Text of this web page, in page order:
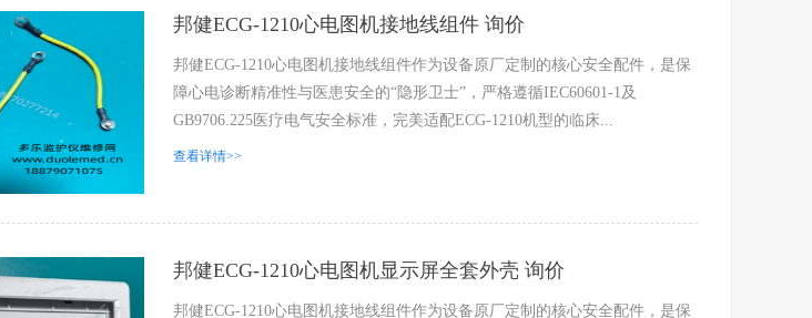
邦健ECG-1210心电图机接地线组件 询价
邦健ECG-1210心电图机接地线组件作为设备原厂定制的核心安全配件，是保
障心电诊断精准性与医患安全的“隐形卫士”，严格遵循IEC60601-1及
GB9706.225医疗电气安全标准，完美适配ECG-1210机型的临床...
查看详情>>
邦健ECG-1210心电图机显示屏全套外壳 询价
邦健ECG-1210心电图机接地线组件作为设备原厂定制的核心安全配件，是保